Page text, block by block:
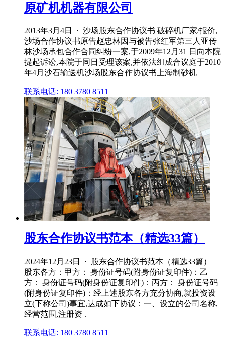
原矿机机器有限公司
2013年3月4日 · 沙场股东合作协议书 破碎机厂家/报价,
沙场合作协议书原告赵忠林因与被告张红军第三人亚传
林沙场承包合作合同纠纷一案,于2009年12月31 日向本院
提起诉讼,本院于同日受理该案,并依法组成合议庭于2010
年4月沙石输送机沙场股东合作协议书上海制砂机
联系电话: 180 3780 8511
股东合作协议书范本（精选33篇）
2024年12月23日 · 股东合作协议书范本（精选33篇）
股东各方：甲方： 身份证号码(附身份证复印件)：乙
方： 身份证号码(附身份证复印件)：丙方： 身份证号码
(附身份证复印件)：经上述股东各方充分协商,就投资设
立(下称公司)事宜,达成如下协议：一、设立的公司名称,
经营范围,注册资 .
联系电话: 180 3780 8511